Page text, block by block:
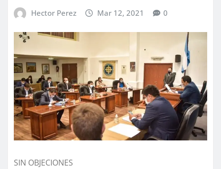
Hector Perez Mar 12, 2021 0
SIN OBJECIONES